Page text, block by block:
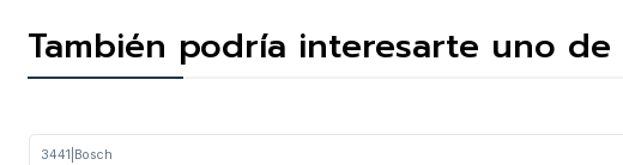
También podría interesarte uno de
3441 Bosch